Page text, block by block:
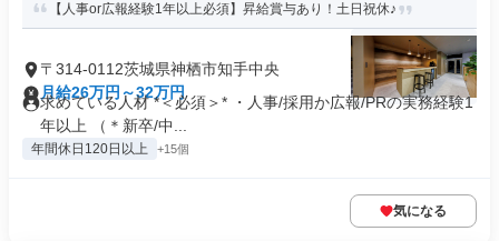
【人事or広報経験1年以上必須】昇給賞与あり！土日祝休♪
〒314-0112茨城県神栖市知手中央
月給26万円～32万円
求めている人材 *＜必須＞* ・人事/採用か広報/PRの実務経験1
年以上 （＊新卒/中...
年間休日120日以上 +15個
気になる